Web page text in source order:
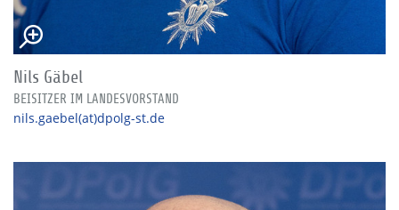
Nils Gäbel
BEISITZER IM LANDESVORSTAND
nils.gaebel(at)dpolg-st.de